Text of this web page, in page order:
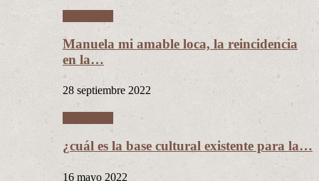
Manuela mi amable loca, la reincidencia
en la…
28 septiembre 2022
¿cuál es la base cultural existente para la…
16 mayo 2022